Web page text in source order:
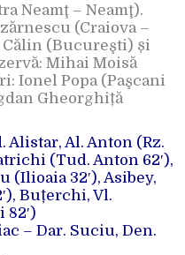
Neamţ – Neamţ).
(Craiova –
(Bucureşti) și
Mihai Moisă
Ionel Popa (Paşcani
Gheorghiță
Alistar, Al. Anton (Rz.
(Tud. Anton 62′),
(Ilioaia 32′), Asibey,
Buțerchi, Vl.
– Dar. Suciu, Den.